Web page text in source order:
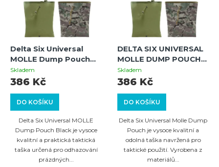
k
ů
o
d
Delta Six Universal
MOLLE Dump Pouch
Black – Taktická
odhazovací taška pro
Skladem
DO KOŠÍKU
386 Kč
Delta Six Universal MOLLE
Dump Pouch Black je vysoce
kvalitní a praktická taktická
taška určená pro odhazování
prázdných...
DELTA SIX UNIVERSAL
MOLLE DUMP POUCH
Flecktarn
Skladem
DO KOŠÍKU
386 Kč
Delta Six Universal Molle Dump
Pouch je vysoce kvalitní a
odolná taška navržená pro
taktické použití. Vyrobena z
materiálů...